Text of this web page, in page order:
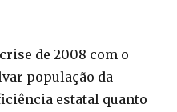
de 2008 com o
população da
estatal quanto